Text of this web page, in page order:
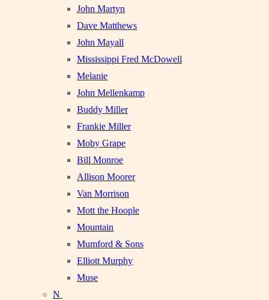
John Martyn
Dave Matthews
John Mayall
Mississippi Fred McDowell
Melanie
John Mellenkamp
Buddy Miller
Frankie Miller
Moby Grape
Bill Monroe
Allison Moorer
Van Morrison
Mott the Hoople
Mountain
Mumford & Sons
Elliott Murphy
Muse
N